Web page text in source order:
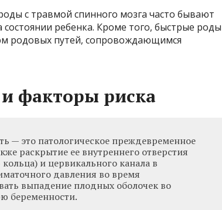
с травмой спинного мозга часто бывают
ребенка. Кроме того, быстрые роды
родовых путей, сопровождающимся
факторы риска
— это патологическое преждевременное
раскрытие ее внутреннего отверстия
и цервикального канала в
давления во время
выпадение плодных оболочек во
беременности.